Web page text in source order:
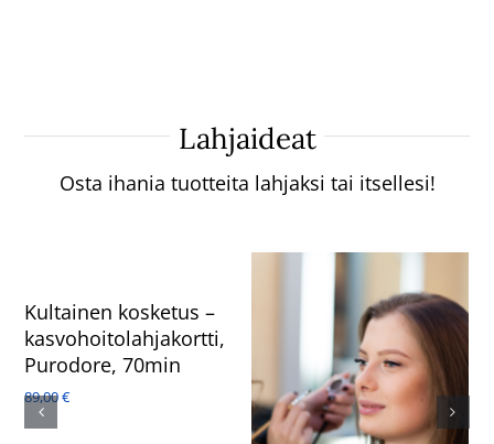
Lahjaideat
Osta ihania tuotteita lahjaksi tai itsellesi!
Kultainen kosketus –
kasvohoitolahjakortti,
Purodore, 70min
89,00€